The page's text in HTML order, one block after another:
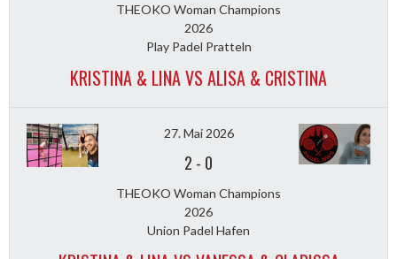
THEOKO Woman Champions
2026
Play Padel Pratteln
KRISTINA & LINA VS ALISA & CRISTINA
27. Mai 2026
2 - 0
THEOKO Woman Champions
2026
Union Padel Hafen